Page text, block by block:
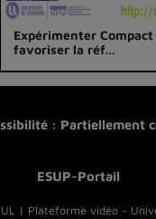
Expérimenter Compact
favoriser la réf…
: Partiellement
ESUP-Portail
| Plateforme vidéo -